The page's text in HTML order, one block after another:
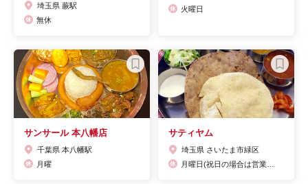
埼玉県 蕨駅
無休
火曜日
サンサール 本八幡店
千葉県 本八幡駅
月曜
サティヤム
埼玉県 さいたま市緑区